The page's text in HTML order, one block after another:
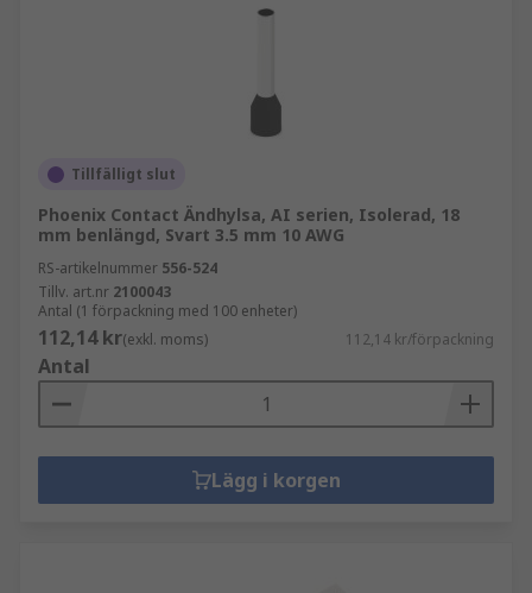
Tillfälligt slut
Phoenix Contact Ändhylsa, AI serien, Isolerad, 18
mm benlängd, Svart 3.5 mm 10 AWG
RS-artikelnummer 556-524
Tillv. art.nr 2100043
Antal (1 förpackning med 100 enheter)
112,14 kr(exkl. moms) 112,14 kr/förpackning
Antal
Lägg i korgen